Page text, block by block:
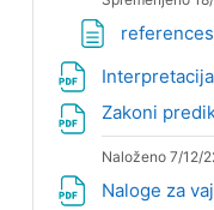
Zakoni
Naloženo 7/12/
Naloge za